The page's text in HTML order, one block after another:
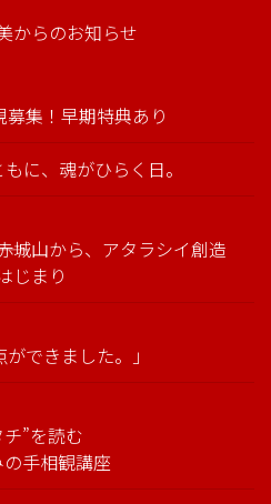
からのお知らせ
集！早期特典あり
に、魂がひらく日。
城山から、アタラシイ創造
じまり
できました。」
のカタチ”を読む
の手相観講座